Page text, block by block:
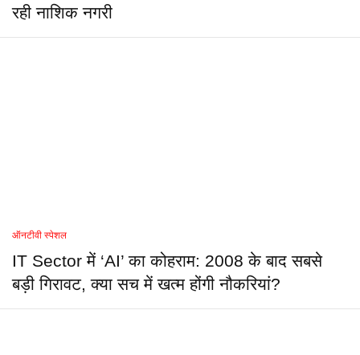
रही नाशिक नगरी
ऑनटीवी स्पेशल
IT Sector में ‘AI’ का कोहराम: 2008 के बाद सबसे
बड़ी गिरावट, क्या सच में खत्म होंगी नौकरियां?